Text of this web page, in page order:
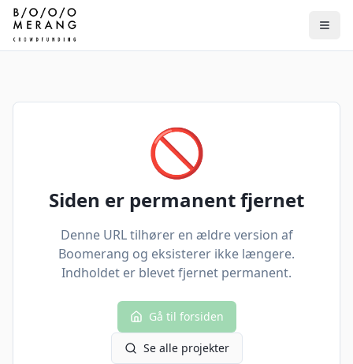
🚫
Siden er permanent fjernet
Denne URL tilhører en ældre version af
Boomerang og eksisterer ikke længere.
Indholdet er blevet fjernet permanent.
Gå til forsiden
Se alle projekter